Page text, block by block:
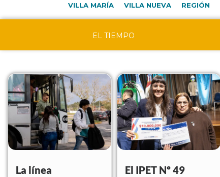
VILLA MARÍA VILLA NUEVA REGIÓN
EL TIEMPO
La línea
El IPET Nº 49